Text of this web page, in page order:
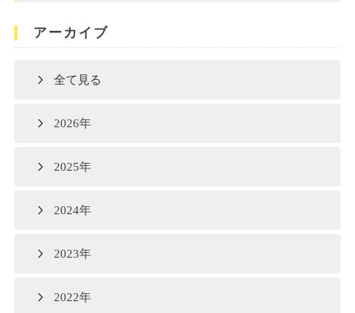
アーカイブ
全て見る
2026年
2025年
2024年
2023年
2022年